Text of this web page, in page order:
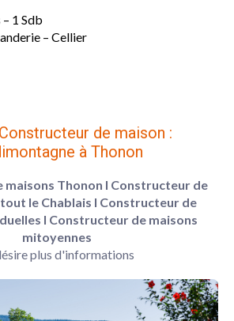
1 Sdb
– Cellier
de maison :
à Thonon
Thonon l Constructeur de
le Chablais l Constructeur de
l Constructeur de maisons
mitoyennes
plus d'informations